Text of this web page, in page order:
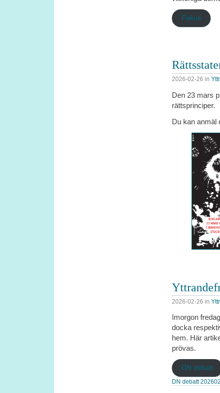
Fokus
2026-02-26 in
Den 23 mars
rättsprinciper.
Du kan anmäl
2026-02-26 in
Imorgon
docka
hem. Här
prövas.
DN debatt
DN debatt